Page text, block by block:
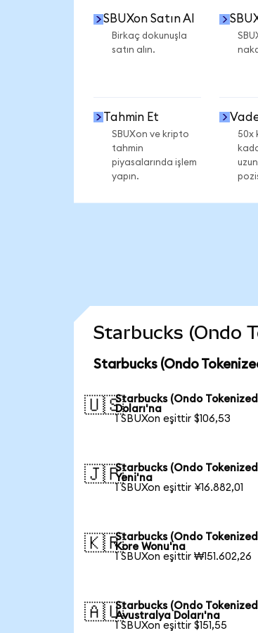
SBUXon Satın Al
Birkaç dokunuşla
satın alın.
Tahmin Et
SBUXon ve kripto
tahmin
piyasalarında işlem
yapın.
50x
Starbucks (Ondo
Starbucks (Ondo
🇺🇸Starbucks (Ondo
Doları'na
1 SBUXon eşittir $106,53
🇯🇵Starbucks (Ondo
Yeni'na
1 SBUXon eşittir ¥16.882,01
🇰🇷Starbucks (Ondo
Kore Wonu'na
1 SBUXon eşittir ₩151.602,26
🇦🇺Starbucks (Ondo
Avustralya Doları'na
1 SBUXon eşittir $151,55